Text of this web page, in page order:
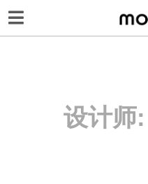
设计师: